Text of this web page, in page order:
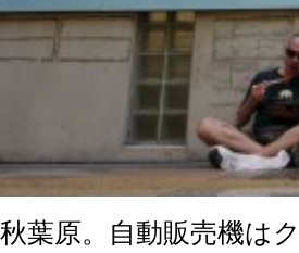
秋葉原。自動販売機は